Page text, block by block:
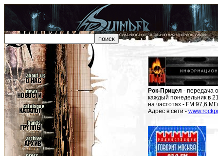
Рок-Прицел - передача
каждый понедельник в
на частотах - FM 97,6
Адрес в сети -